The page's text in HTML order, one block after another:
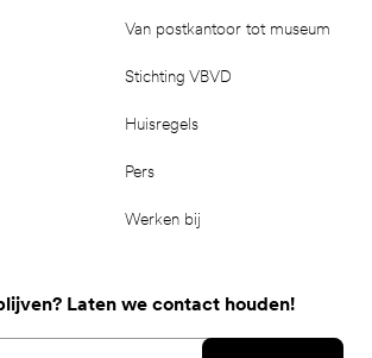
Van postkantoor tot museum
Stichting VBVD
Huisregels
Pers
Werken bij
Laten we contact houden!